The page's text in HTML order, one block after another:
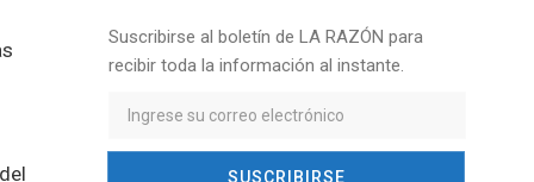
Suscribirse al boletín de LA RAZÓN para
recibir toda la información al instante.